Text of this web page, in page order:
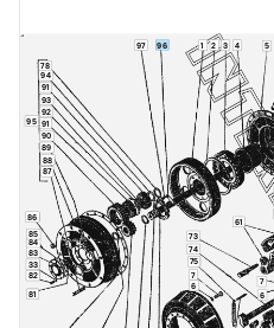
1 2 3 4 5
6
6 7
7
33
61
73
74
75
78
81
82
83
84
85
86
87
88
89
90
91
91
92
93
94
95
96
97